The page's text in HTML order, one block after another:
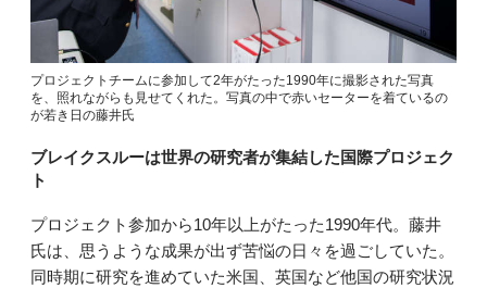
プロジェクトチームに参加して2年がたった1990年に撮影された写真
を、照れながらも見せてくれた。写真の中で赤いセーターを着ているの
が若き日の藤井氏
ブレイクスルーは世界の研究者が集結した国際プロジェク
ト
プロジェクト参加から10年以上がたった1990年代。藤井
氏は、思うような成果が出ず苦悩の日々を過ごしていた。
同時期に研究を進めていた米国、英国など他国の研究状況